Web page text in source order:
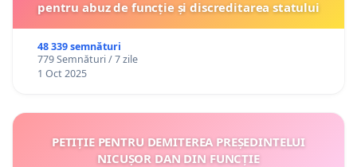
pentru abuz de funcție și discreditarea statului
48 339 semnături
779 Semnături / 7 zile
1 Oct 2025
PETIȚIE PENTRU DEMITEREA PREȘEDINTELUI
NICUȘOR DAN DIN FUNCȚIE